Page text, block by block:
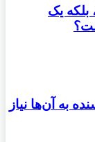
بلکه یک
به آن‌ها نیاز